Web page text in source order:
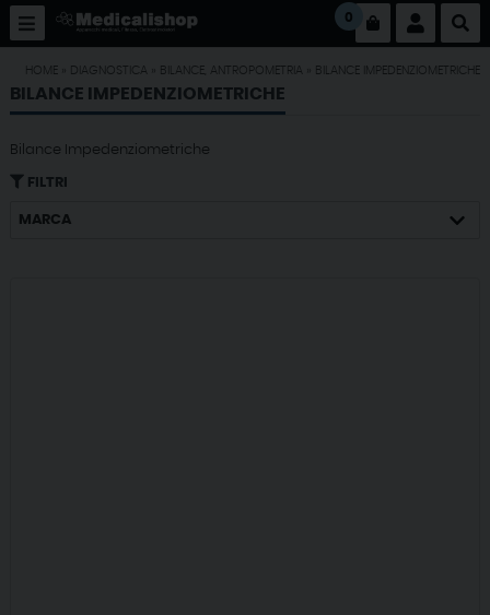
0
HOME DIAGNOSTICA BILANCE, ANTROPOMETRIA BILANCE IMPEDENZIOMETRICHE
BILANCE IMPEDENZIOMETRICHE
Bilance Impedenziometriche
FILTRI
MARCA